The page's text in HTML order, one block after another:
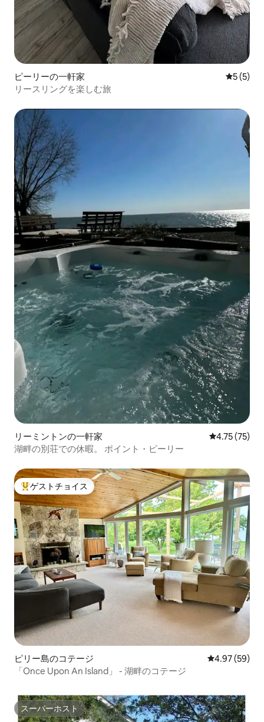
ピーリーの一軒家 レビュー
5 (5)
リースリングを楽しむ旅
リーミントンの一軒家 レビュー75
4.75 (75)
湖畔の別荘での休暇。 ポイント・ピーリー
大好評のゲストチョイスです。
ゲストチョイス
ピリー島のコテージ レビュー59
4.97 (59)
「Once Upon An Island」 - 湖畔のコテージ
スーパーホスト
スーパーホスト